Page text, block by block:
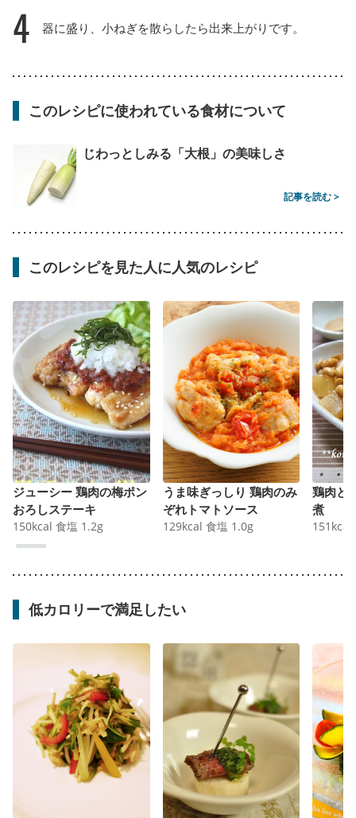
4 器に盛り、小ねぎを散らしたら出来上がりです。
このレシピに使われている食材について
じわっとしみる「大根」の美味しさ
記事を読む >
このレシピを見た人に人気のレシピ
ジューシー 鶏肉の梅ポン
おろしステーキ
150kcal 食塩 1.2g
うま味ぎっしり 鶏肉のみ
ぞれトマトソース
129kcal 食塩 1.0g
鶏肉と
煮
151 kcal
低カロリーで満足したい